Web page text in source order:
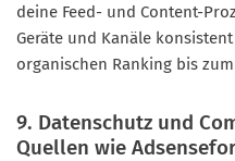
deine Feed- und Content-
Geräte und Kanäle
organischen Ranking bis
9. Datenschutz und
Quellen wie